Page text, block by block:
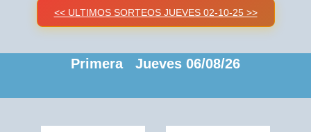
<< ULTIMOS SORTEOS JUEVES 02-10-25 >>
Primera Jueves 06/08/26